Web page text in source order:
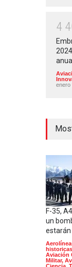
4 4
enero
F-35,
un
estarán
historicas
Aviación
Militar,